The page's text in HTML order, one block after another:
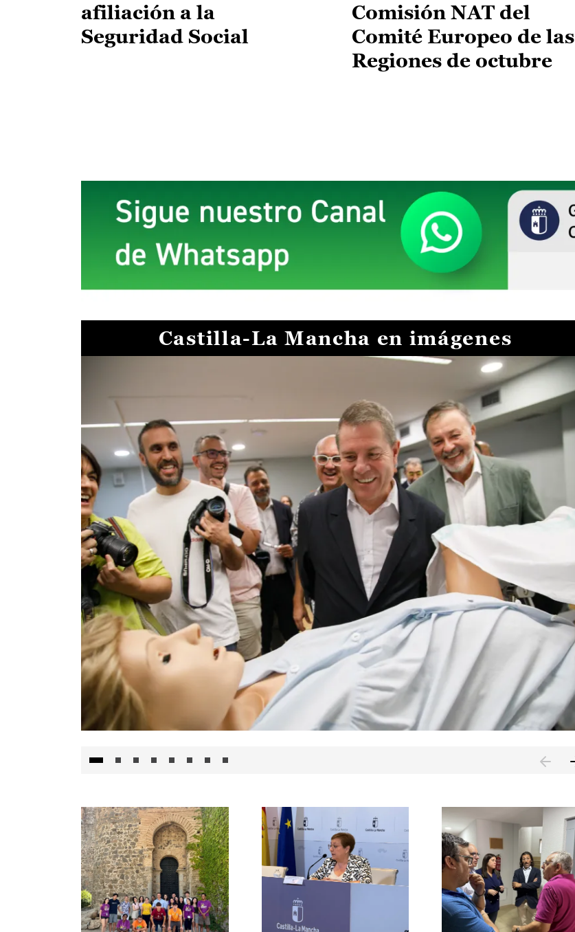
afiliación a la
Seguridad Social
Comisión NAT del
Comité Europeo de las
Regiones de octubre
Castilla-La Mancha en imágenes